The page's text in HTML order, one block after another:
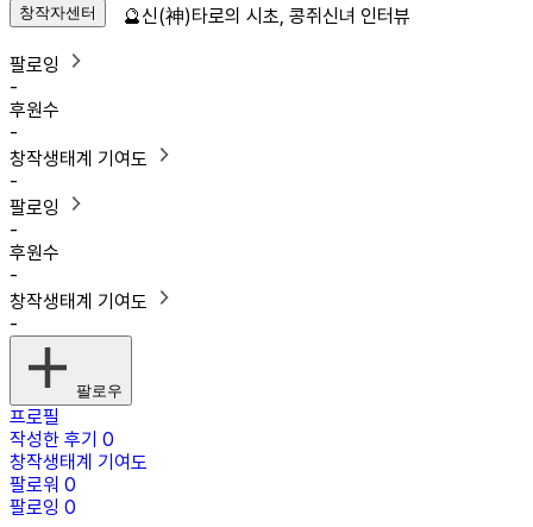
창작자센터
팔로잉
-
후원수
-
창작생태계 기여도
-
팔로잉
-
후원수
-
창작생태계 기여도
-
팔로우
프로필
작성한 후기 0
창작생태계 기여도
팔로워 0
팔로잉 0
🔮신(神)타로의 시초, 콩쥐신녀 인터뷰